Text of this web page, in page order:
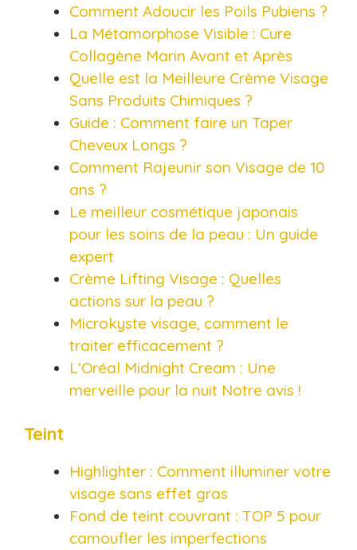
Comment Adoucir les Poils Pubiens ?
La Métamorphose Visible : Cure
Collagène Marin Avant et Après
Quelle est la Meilleure Crème Visage
Sans Produits Chimiques ?
Guide : Comment faire un Taper
Cheveux Longs ?
Comment Rajeunir son Visage de 10
ans ?
Le meilleur cosmétique japonais
pour les soins de la peau : Un guide
expert
Crème Lifting Visage : Quelles
actions sur la peau ?
Microkyste visage, comment le
traiter efficacement ?
L’Oréal Midnight Cream : Une
merveille pour la nuit Notre avis !
Teint
Highlighter : Comment illuminer votre
visage sans effet gras
Fond de teint couvrant : TOP 5 pour
camoufler les imperfections